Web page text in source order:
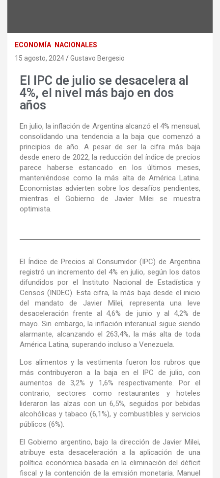
ECONOMÍA
NACIONALES
15 agosto, 2024
Gustavo Bergesio
El IPC de julio se desacelera al
4%, el nivel más bajo en dos
años
En julio, la inflación de Argentina alcanzó el 4% mensual,
consolidando una tendencia a la baja que comenzó a
principios de año. A pesar de ser la cifra más baja
desde enero de 2022, la reducción del índice de precios
parece haberse estancado en los últimos meses,
manteniéndose como la más alta de América Latina.
Economistas advierten sobre los desafíos pendientes,
mientras el Gobierno de Javier Milei se muestra
optimista.
El Índice de Precios al Consumidor (IPC) de Argentina
registró un incremento del 4% en julio, según los datos
difundidos por el Instituto Nacional de Estadística y
Censos (INDEC). Esta cifra, la más baja desde el inicio
del mandato de Javier Milei, representa una leve
desaceleración frente al 4,6% de junio y al 4,2% de
mayo. Sin embargo, la inflación interanual sigue siendo
alarmante, alcanzando el 263,4%, la más alta de toda
América Latina, superando incluso a Venezuela.
Los alimentos y la vestimenta fueron los rubros que
más contribuyeron a la baja en el IPC de julio, con
aumentos de 3,2% y 1,6% respectivamente. Por el
contrario, sectores como restaurantes y hoteles
lideraron las alzas con un 6,5%, seguidos por bebidas
alcohólicas y tabaco (6,1%), y combustibles y servicios
públicos (6%).
El Gobierno argentino, bajo la dirección de Javier Milei,
atribuye esta desaceleración a la aplicación de una
política económica basada en la eliminación del déficit
fiscal y la contención de la emisión monetaria. Manuel